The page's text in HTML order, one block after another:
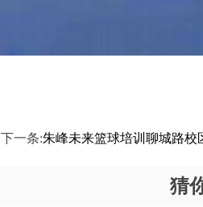
下一条:朱峰未来篮球培训聊城路校
猜